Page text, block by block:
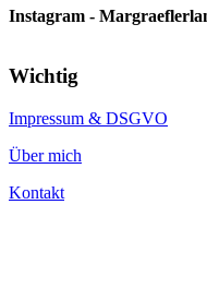
Instagram -
Wichtig
Impressum & DSGVO
Über mich
Kontakt